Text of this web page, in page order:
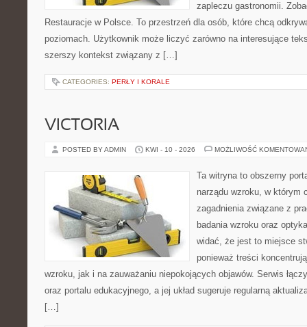
zapleczu gastronomii.
Restauracje w Polsce. To przestrzeń dla osób, które chcą
poziomach. Użytkownik może liczyć zarówno na interesujące
szerszy kontekst związany z […]
CATEGORIES: PERŁY I KORALE
VICTORIA
POSTED BY ADMIN KWI - 10 - 2026 MOŻLIWOŚĆ
Ta witryna to obszerny
narządu wzroku, w którym
zagadnienia związane z
badania wzroku oraz
widać, że jest to miejsce
ponieważ treści
wzroku, jak i na zauważaniu niepokojących objawów. Serwis
oraz portalu edukacyjnego, a jej układ sugeruje regularną
[…]